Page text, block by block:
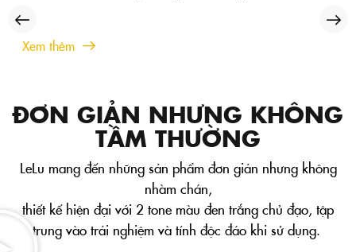
Xem thêm
ĐƠN GIẢN NHƯNG KHÔNG
TẦM THƯỜNG
LeLu mang đến những sản phẩm đơn giản nhưng không
nhàm chán,
thiết kế hiện đại với 2 tone màu đen trắng chủ đạo, tập
trung vào trải nghiệm và tính độc đáo khi sử dụng.